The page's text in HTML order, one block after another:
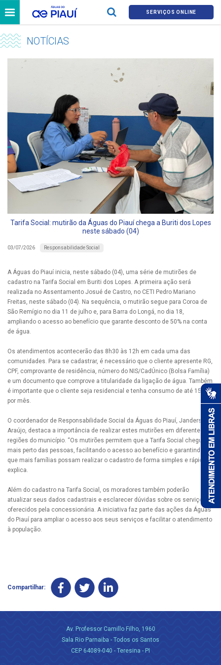
SERVIÇOS ONLINE
NOTÍCIAS
Tarifa Social: mutirão da Águas do Piauí chega a Buriti dos Lopes
neste sábado (04)
03/07/2026 Responsabilidade Social
A Águas do Piauí inicia, neste sábado (04), uma série de mutirões de
cadastro na Tarifa Social em Buriti dos Lopes. A primeira ação será
realizada no Assentamento Josué de Castro, no CETI Pedro Mariano
Freitas, neste sábado (04). Na sequência, o mutirão segue para Coroa de
São Remígio no dia 11 de julho e, para Barra do Longá, no dia 18,
ampliando o acesso ao benefício que garante desconto de 50% na conta
de água.
Os atendimentos acontecerão das 8h30 às 12h em cada uma das
comunidades. Para se cadastrar, é necessário que o cliente apresente RG,
CPF, comprovante de residência, número do NIS/CadÚnico (Bolsa Família)
e um documento que comprove a titularidade da ligação de água. Também
é importante que o cliente seja residencial e tenha consumo de até 15m³
por mês.
O coordenador de Responsabilidade Social da Águas do Piauí, Janderson
Araújo, destaca a importância de realizar estes mutirões em diferentes
regiões do município. “Os mutirões permitem que a Tarifa Social chegue
mais perto das pessoas, facilitando o acesso ao benefício e garantindo
que mais famílias possam realizar o cadastro de forma simples e rápida”,
explica.
Além do cadastro na Tarifa Social, os moradores também poderão
atualizar seus dados cadastrais e esclarecer dúvidas sobre os serviços
oferecidos pela concessionária. A iniciativa faz parte das ações da Águas
do Piauí para ampliar o acesso aos seus serviços e facilitar o atendimento
à população.
Compartilhar:
Av. Professor Camillo Filho, 1960
Sala Rio Parnaiba - Todos os Santos
CEP 64089-040 - Teresina - PI